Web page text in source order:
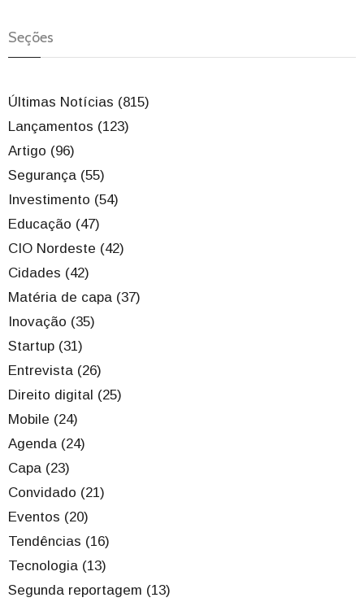
Seções
Últimas Notícias (815)
Lançamentos (123)
Artigo (96)
Segurança (55)
Investimento (54)
Educação (47)
CIO Nordeste (42)
Cidades (42)
Matéria de capa (37)
Inovação (35)
Startup (31)
Entrevista (26)
Direito digital (25)
Mobile (24)
Agenda (24)
Capa (23)
Convidado (21)
Eventos (20)
Tendências (16)
Tecnologia (13)
Segunda reportagem (13)